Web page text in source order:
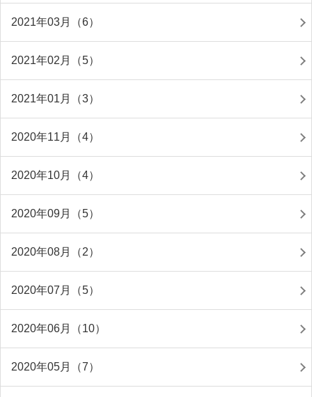
2021年03月（6）
2021年02月（5）
2021年01月（3）
2020年11月（4）
2020年10月（4）
2020年09月（5）
2020年08月（2）
2020年07月（5）
2020年06月（10）
2020年05月（7）